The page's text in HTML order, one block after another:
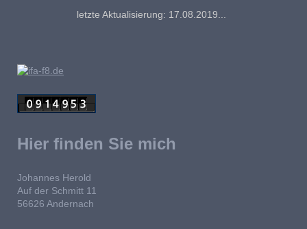
Aktualisierung: 17.08.2019... Garitz 2019: seit
Hier finden Sie mich
Johannes Herold
Auf der Schmitt 11
56626 Andernach